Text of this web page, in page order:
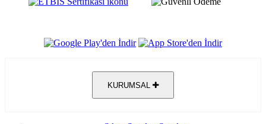
KURUMSAL